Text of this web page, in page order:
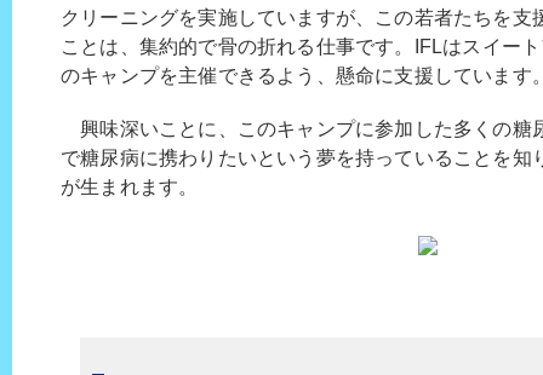
クリーニングを実施していますが、この若者たちを支
ことは、集約的で骨の折れる仕事です。IFLはスイー
のキャンプを主催できるよう、懸命に支援しています
興味深いことに、このキャンプに参加した多くの糖
で糖尿病に携わりたいという夢を持っていることを知
が生まれます。